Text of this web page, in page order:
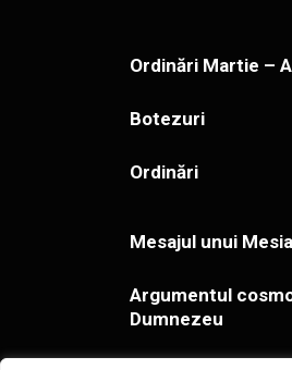
Ordinări Martie –
Botezuri
Ordinări
Mesajul unui
Argumentul
Dumnezeu